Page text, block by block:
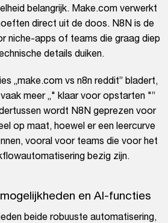
belangrijk. Make.com verwerkt
direct uit de doos. N8N is de
niche-apps of teams die graag diep
details duiken.
„make.com vs n8n reddit” bladert,
meer „" klaar voor opstarten "”
wordt N8N geprezen voor
op maat, hoewel er een leercurve
vooral voor teams die voor het
bezig zijn.
en AI-functies
beide robuuste automatisering,